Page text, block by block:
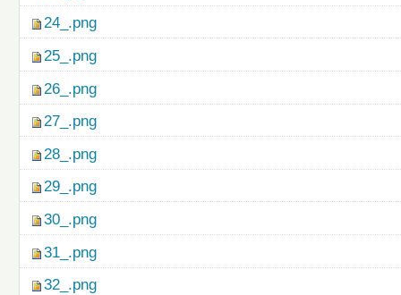
24_.png
25_.png
26_.png
27_.png
28_.png
29_.png
30_.png
31_.png
32_.png